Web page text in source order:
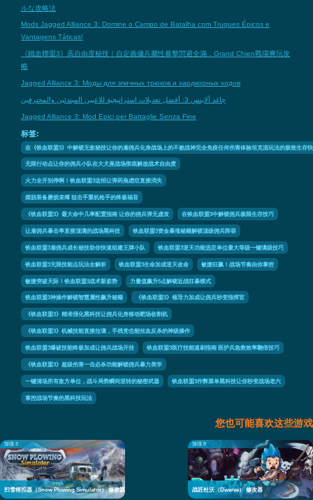
ルな攻略法
Mods Jagged Alliance 3: Domine o Campo de Batalha com Truques Épicos e
Vantagens Táticas!
《鐵血聯盟3》高自由度秘技｜自定義傭兵屬性暴擊閃避全滿，Grand Chien戰場爽玩攻
略
Jagged Alliance 3: Моды для эпичных трюков и хардкорных ходов
جاغد ألاينس 3: أفضل تعديلات استراتيجية للاعبين المبتدئين والمحترفين
Jagged Alliance 3: Mod Epici per Battaglie Senza Fine
标签:
在《铁血联盟3》中解锁无敌秘技让你的雇佣兵化身战场上的不败战神完全免疫任何伤害体验坦克流玩法的极致生存
无限行动点让你的佣兵小队在大犬座战场彻底解放战术自由度
火力全开别停啊！铁血联盟3这招让弹药焦虑症直接消失
摆脱装备磨损束缚 狙击手重机枪手的终极福音
《铁血联盟3》最大命中几率配置指南 让你的佣兵弹无虚发 在铁血联盟3中解锁佣兵极限生存技巧
让雇佣兵暴击率直接顶满的战场黑科技 铁血联盟3资金暴涨秘籍解锁顶级佣兵阵容
铁血联盟3雇佣兵成长秘技助你快速组建王牌小队 铁血联盟3逆天功能选定单位最大等级一键满级技巧
铁血联盟3无限技能点玩法全解析 铁血联盟3生命加成逆天改命 敏捷狂飙！战场节奏由你掌控
敏捷突破天际！铁血联盟3战术新姿势 力量值飙升5点解锁近战狂暴模式
铁血联盟3神操作解锁智慧属性飙升秘籍 《铁血联盟3》领导力加成让佣兵秒变指挥官
《铁血联盟3》精准强化黑科技让佣兵化身移动靶场收割机
《铁血联盟3》机械技能直接拉满，手残党也能丝血反杀的神级操作
铁血联盟3爆破技能终极加成让佣兵战场开挂 铁血联盟3医疗技能速刷指南 医护兵急救效率翻倍技巧
《铁血联盟3》超级伤害一击必杀功能解锁佣兵暴力美学
一键清场所有敌方单位，战斗局势瞬间逆转的秘密武器 铁血联盟3作弊菜单黑科技让你秒变战场老六
掌控战场节奏的黑科技玩法
您也可能喜欢这些游戏
加强 3
扫雪模拟器（Snow Plowing Simulator） 修改器
加强 9
战匠杜沃（Dwerve） 修改器